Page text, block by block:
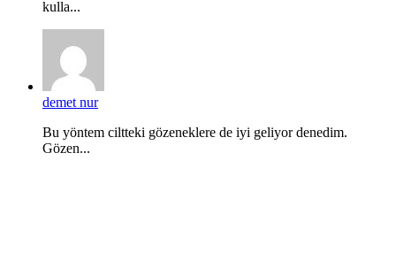
kulla...
demet nur
Bu yöntem ciltteki gözeneklere de iyi geliyor denedim.
Gözen...